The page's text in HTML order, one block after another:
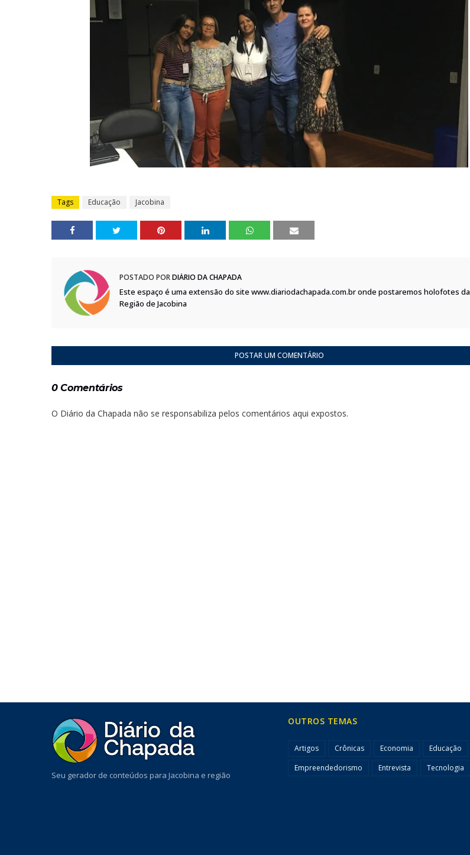
Tags Educação Jacobina
POSTADO PORDIÁRIO DA CHAPADA
Este espaço é uma extensão do site www.diariodachapada.com.br onde postaremos holofotes da
Região de Jacobina
POSTAR UM COMENTÁRIO
0 Comentários
O Diário da Chapada não se responsabiliza pelos comentários aqui expostos.
Seu gerador de conteúdos para Jacobina e região
OUTROS TEMAS
Artigos Crônicas Economia
Educação
Empreendedorismo
Entrevista Tecnologia